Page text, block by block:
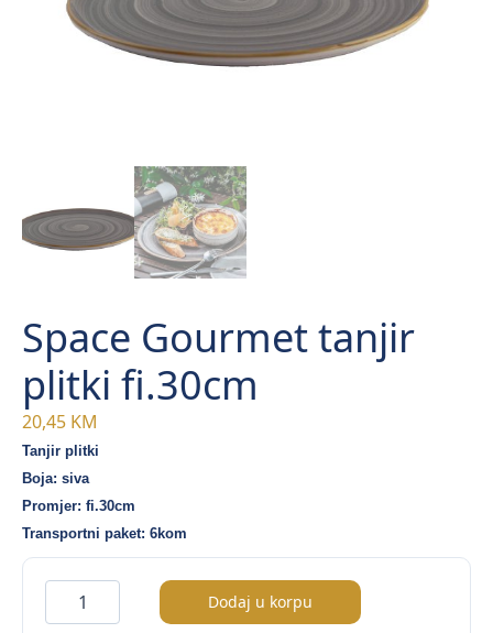
Space Gourmet tanjir
plitki fi.30cm
20,45 KM
Tanjir plitki
Boja: siva
Promjer: fi.30cm
Transportni paket: 6kom
Space
Gourmet
Dodaj u korpu